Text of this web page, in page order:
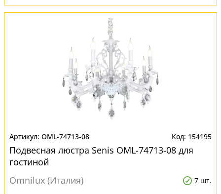
OML-74713-08 154195
Подвесная люстра Senis OML-74713-08 для
гостиной
Omnilux (Италия)
7 шт.